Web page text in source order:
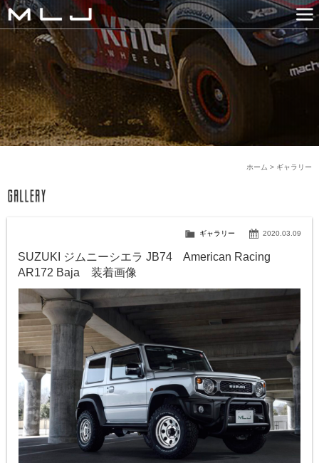
MLJ / Lexani(レクサーニ
PRODUCTS
GALLERY
SNS
COMPANY
HISTORY
CONTACT US
ギャラリー
ホーム >
2020.03.09
ギャラリー
SUZUKI ジムニーシエラ JB74 American Racing
AR172 Baja 装着画像